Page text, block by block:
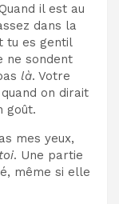
il est au
dans la
tu es gentil
ne sondent
là. Votre
on dirait
goût.
mes yeux,
toi. Une partie
même si elle